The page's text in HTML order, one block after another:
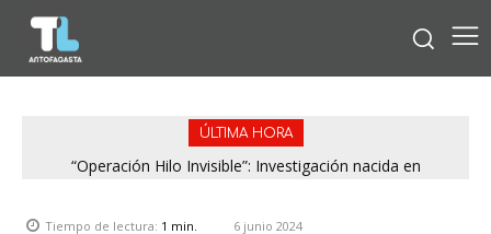
ÚLTIMA HORA
“Operación Hilo Invisible”: Investigación nacida en
Tiempo de lectura: 1 min. 6 junio 2024